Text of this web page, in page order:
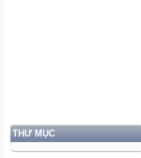
THƯ MỤC